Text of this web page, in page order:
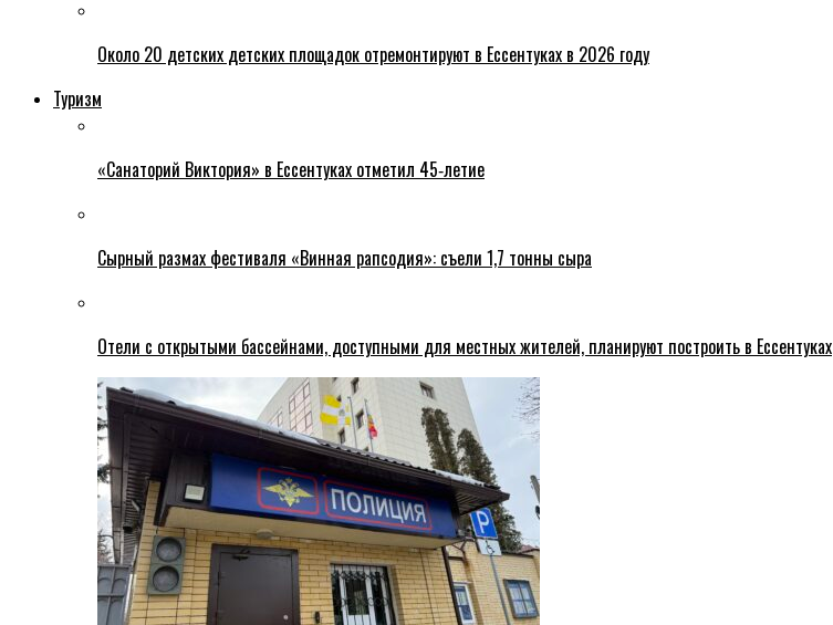
Около 20 детских детских площадок отремонтируют в Ессентуках в 2026 году
Туризм
«Санаторий Виктория» в Ессентуках отметил 45‑летие
Сырный размах фестиваля «Винная рапсодия»: съели 1,7 тонны сыра
Отели с открытыми бассейнами, доступными для местных жителей, планируют построить в Ессентуках